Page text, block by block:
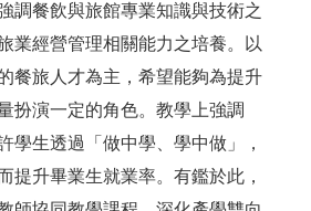
餐飲與旅館專業知識與技術之
業經營管理相關能力之培養。以
餐旅人才為主，希望能夠為提升
扮演一定的角色。教學上強調
學生透過「做中學、學中做」，
提升畢業生就業率。有鑑於此，